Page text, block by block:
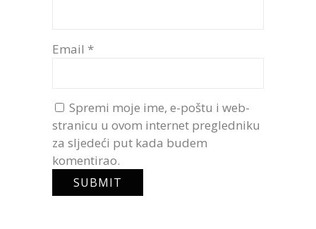
Email *
Spremi moje ime, e-poštu i web-
stranicu u ovom internet pregledniku
za sljedeći put kada budem
komentirao.